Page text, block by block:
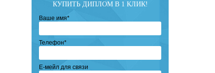
КУПИТЬ ДИПЛОМ В 1 КЛИК!
Ваше имя*
Телефон*
Е-мейл для связи